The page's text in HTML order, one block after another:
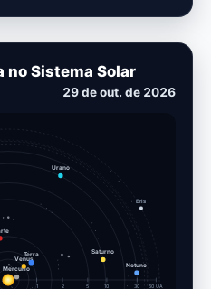
no Sistema Solar
08 de nov. de 2026
1 2 5 10 30 60 UA
Mercurio
Venus
Terra Saturno
Urano
Netuno
Eris